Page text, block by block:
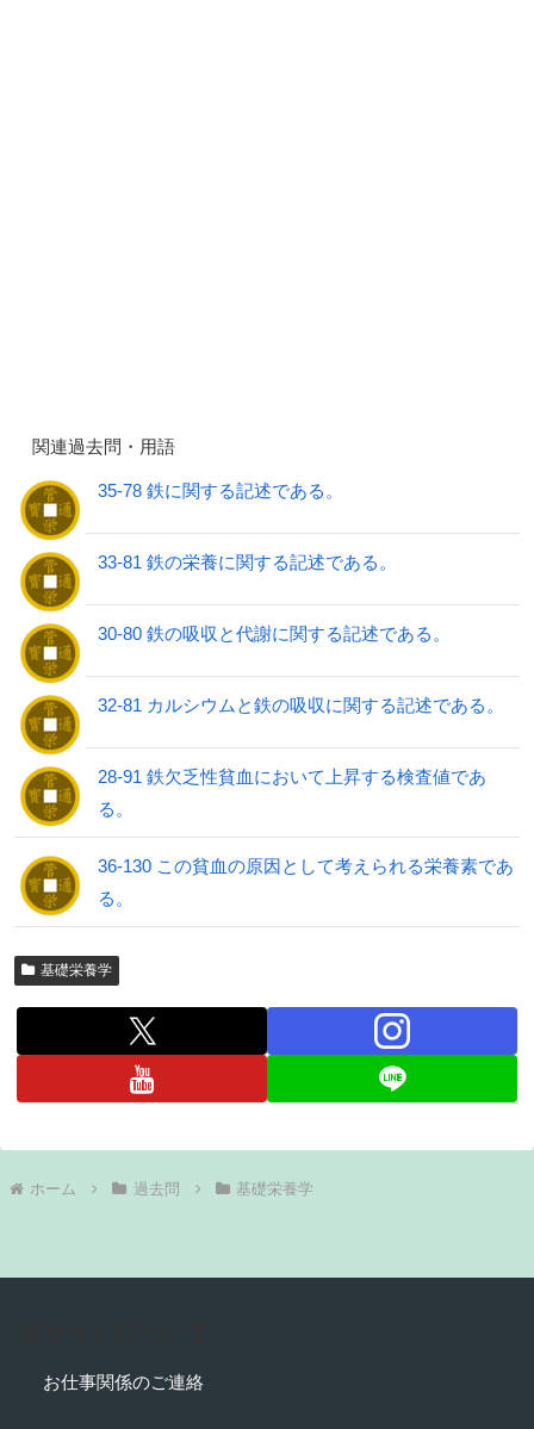
関連過去問・用語
35-78 鉄に関する記述である。
33-81 鉄の栄養に関する記述である。
30-80 鉄の吸収と代謝に関する記述である。
32-81 カルシウムと鉄の吸収に関する記述である。
28-91 鉄欠乏性貧血において上昇する検査値であ
る。
36-130 この貧血の原因として考えられる栄養素であ
る。
基礎栄養学
ホーム 過去問 基礎栄養学
お仕事関係のご連絡